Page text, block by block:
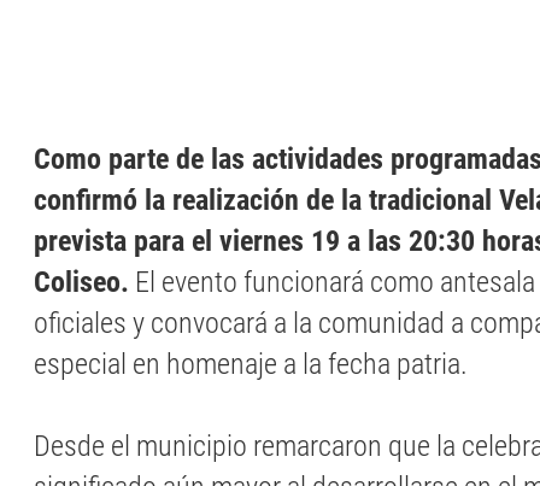
Como parte de las actividades
confirmó la realización de la tradicional
prevista para el viernes 19 a las 20:30
Coliseo. El evento funcionará como
oficiales y convocará a la comunidad a
especial en homenaje a la fecha patria.
Desde el municipio remarcaron que la